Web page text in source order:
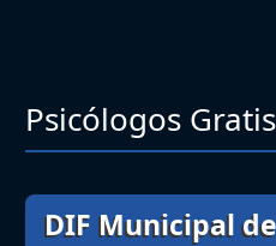
Psicólogos
DIF Municipal